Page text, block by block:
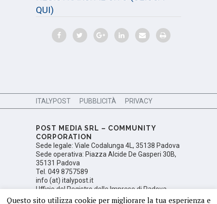
QUI)
ITALYPOST PUBBLICITÀ PRIVACY
POST MEDIA SRL – COMMUNITY
CORPORATION
Sede legale: Viale Codalunga 4L, 35138 Padova
Sede operativa: Piazza Alcide De Gasperi 30B,
35131 Padova
Tel. 049 8757589
info (at) italypost.it
Ufficio del Registro delle Imprese di Padova,
Numero di iscrizione PD 350106; Partita Iva:
Questo sito utilizza cookie per migliorare la tua esperienza e